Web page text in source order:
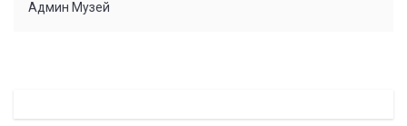
Админ Музей